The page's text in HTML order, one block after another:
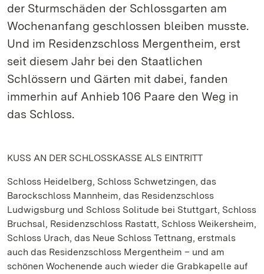
der Sturmschäden der Schlossgarten am
Wochenanfang geschlossen bleiben musste.
Und im Residenzschloss Mergentheim, erst
seit diesem Jahr bei den Staatlichen
Schlössern und Gärten mit dabei, fanden
immerhin auf Anhieb 106 Paare den Weg in
das Schloss.
KUSS AN DER SCHLOSSKASSE ALS EINTRITT
Schloss Heidelberg, Schloss Schwetzingen, das
Barockschloss Mannheim, das Residenzschloss
Ludwigsburg und Schloss Solitude bei Stuttgart, Schloss
Bruchsal, Residenzschloss Rastatt, Schloss Weikersheim,
Schloss Urach, das Neue Schloss Tettnang, erstmals
auch das Residenzschloss Mergentheim – und am
schönen Wochenende auch wieder die Grabkapelle auf